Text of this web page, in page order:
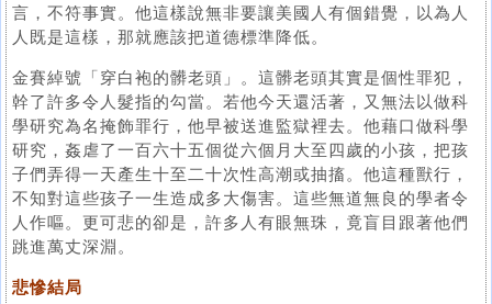
言，不符事實。他這樣說無非要讓美國人有個錯覺，以為人
人既是這樣，那就應該把道德標準降低。
金賽綽號「穿白袍的髒老頭」。這髒老頭其實是個性罪犯，
幹了許多令人髮指的勾當。若他今天還活著，又無法以做科
學研究為名掩飾罪行，他早被送進監獄裡去。他藉口做科學
研究，姦虐了一百六十五個從六個月大至四歲的小孩，把孩
子們弄得一天產生十至二十次性高潮或抽搐。他這種獸行，
不知對這些孩子一生造成多大傷害。這些無道無良的學者令
人作嘔。更可悲的卻是，許多人有眼無珠，竟盲目跟著他們
跳進萬丈深淵。
悲慘結局